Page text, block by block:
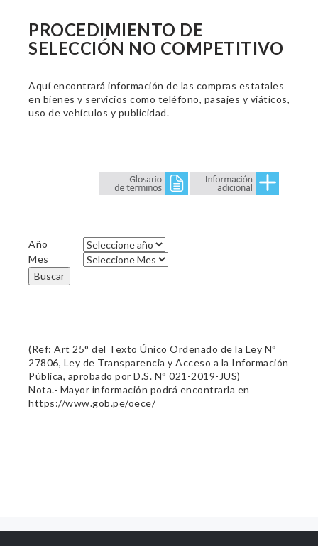
PROCEDIMIENTO DE
SELECCIÓN NO COMPETITIVO
Aquí encontrará información de las compras estatales
en bienes y servicios como teléfono, pasajes y viáticos,
uso de vehículos y publicidad.
Año
Mes
Buscar
(Ref: Art 25° del Texto Único Ordenado de la Ley N°
27806, Ley de Transparencia y Acceso a la Información
Pública, aprobado por D.S. N° 021-2019-JUS)
Nota.- Mayor información podrá encontrarla en
https://www.gob.pe/oece/